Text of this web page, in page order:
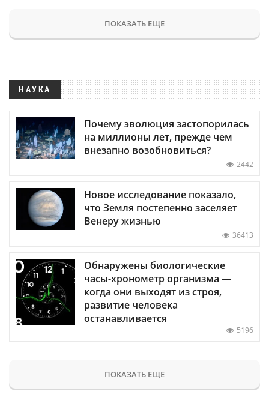
ПОКАЗАТЬ ЕЩЕ
НАУКА
Почему эволюция застопорилась
на миллионы лет, прежде чем
внезапно возобновиться?
2442
Новое исследование показало,
что Земля постепенно заселяет
Венеру жизнью
36413
Обнаружены биологические
часы-хронометр организма —
когда они выходят из строя,
развитие человека
останавливается
5196
ПОКАЗАТЬ ЕЩЕ